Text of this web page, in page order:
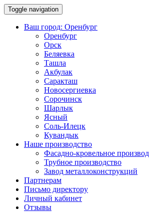
Toggle navigation
Ваш город: Оренбург
Оренбург
Орск
Беляевка
Ташла
Акбулак
Саракташ
Новосергиевка
Сорочинск
Шарлык
Ясный
Соль-Илецк
Кувандык
Наше производство
Фасадно-кровельное
Трубное производство
Завод металлоконструкций
Партнерам
Письмо директору
Личный кабинет
Отзывы